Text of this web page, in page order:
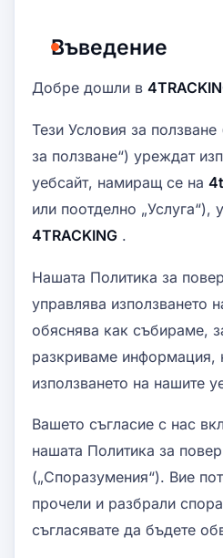
Въведение
Добре дошли в
Тези Условия за ползване
за ползване“) уреждат
уебсайт, намиращ се на
или поотделно „Услуга“),
4TRACKING .
Нашата Политика за
управлява използването
обяснява как събираме,
разкриваме информация,
използването на нашите
Вашето съгласие с нас
нашата Политика за
(„Споразумения“). Вие
прочели и разбрали
съгласявате да бъдете